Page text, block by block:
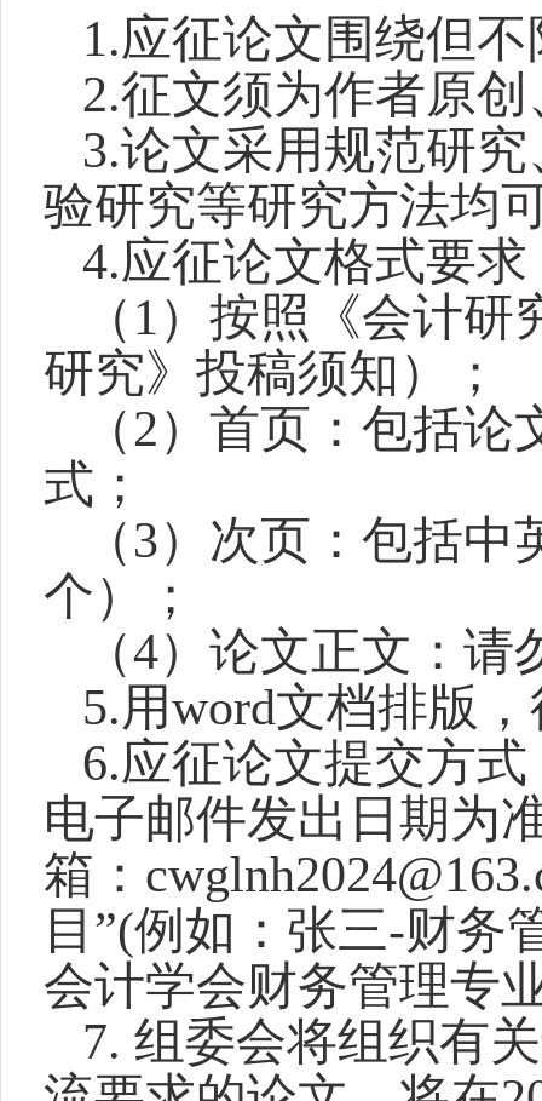
1.应征论文围绕但
2.征文须为作者原
3.论文采用规范研
验研究等研究方法均
4.应征论文格式要求
（1）按照《会计
研究》投稿须知）；
（2）首页：包括
式；
（3）次页：包括
个）；
（4）论文正文：
5.用word文档排版
6.应征论文提交方
电子邮件发出日期为
箱：
目”(例如：张三-财务
会计学会财务管理专
7. 组委会将组织有